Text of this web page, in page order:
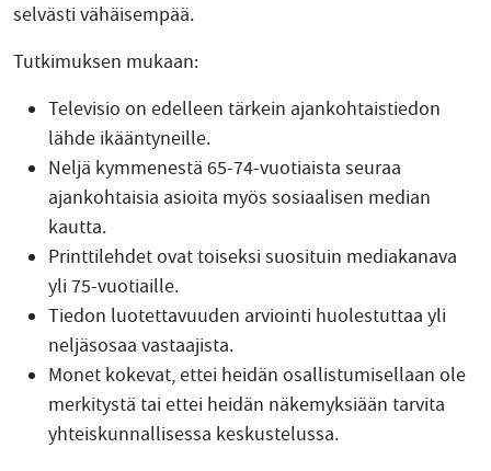
selvästi vähäisempää.
Tutkimuksen mukaan:
Televisio on edelleen tärkein ajankohtaistiedon
lähde ikääntyneille.
Neljä kymmenestä 65-74-vuotiaista seuraa
ajankohtaisia asioita myös sosiaalisen median
kautta.
Printtilehdet ovat toiseksi suosituin mediakanava
yli 75-vuotiaille.
Tiedon luotettavuuden arviointi huolestuttaa yli
neljäsosaa vastaajista.
Monet kokevat, ettei heidän osallistumisellaan ole
merkitystä tai ettei heidän näkemyksiään tarvita
yhteiskunnallisessa keskustelussa.